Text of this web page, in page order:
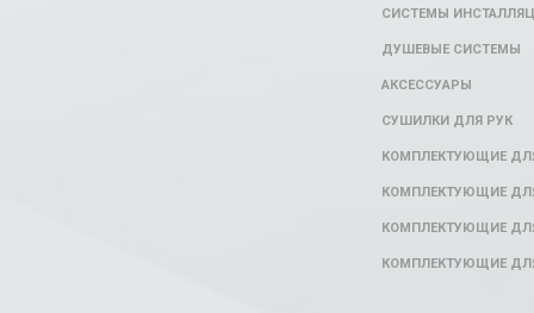
СИСТЕМЫ
ДУШЕВЫЕ СИСТЕМЫ
АКСЕССУАРЫ
СУШИЛКИ ДЛЯ РУК
КОМПЛЕКТУЮЩИЕ
КОМПЛЕКТУЮЩИЕ
КОМПЛЕКТУЮЩИЕ
КОМПЛЕКТУЮЩИЕ